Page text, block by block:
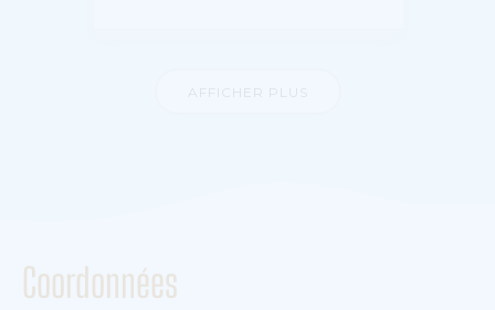
Coordonnées